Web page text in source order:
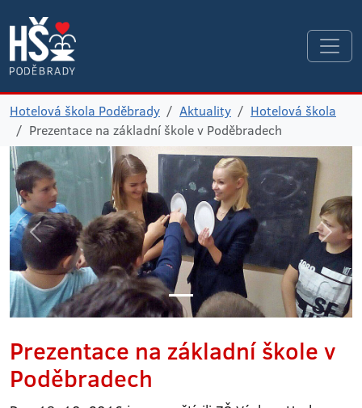
Hotelová škola Poděbrady Aktuality
Hotelová škola
Prezentace na základní škole v Poděbradech
Prezentace na základní škole v
Poděbradech